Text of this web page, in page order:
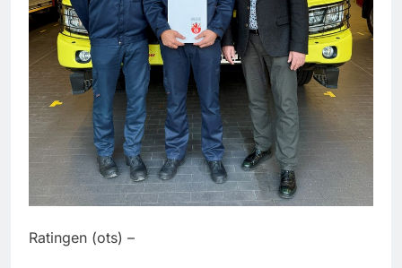
Ratingen (ots) –